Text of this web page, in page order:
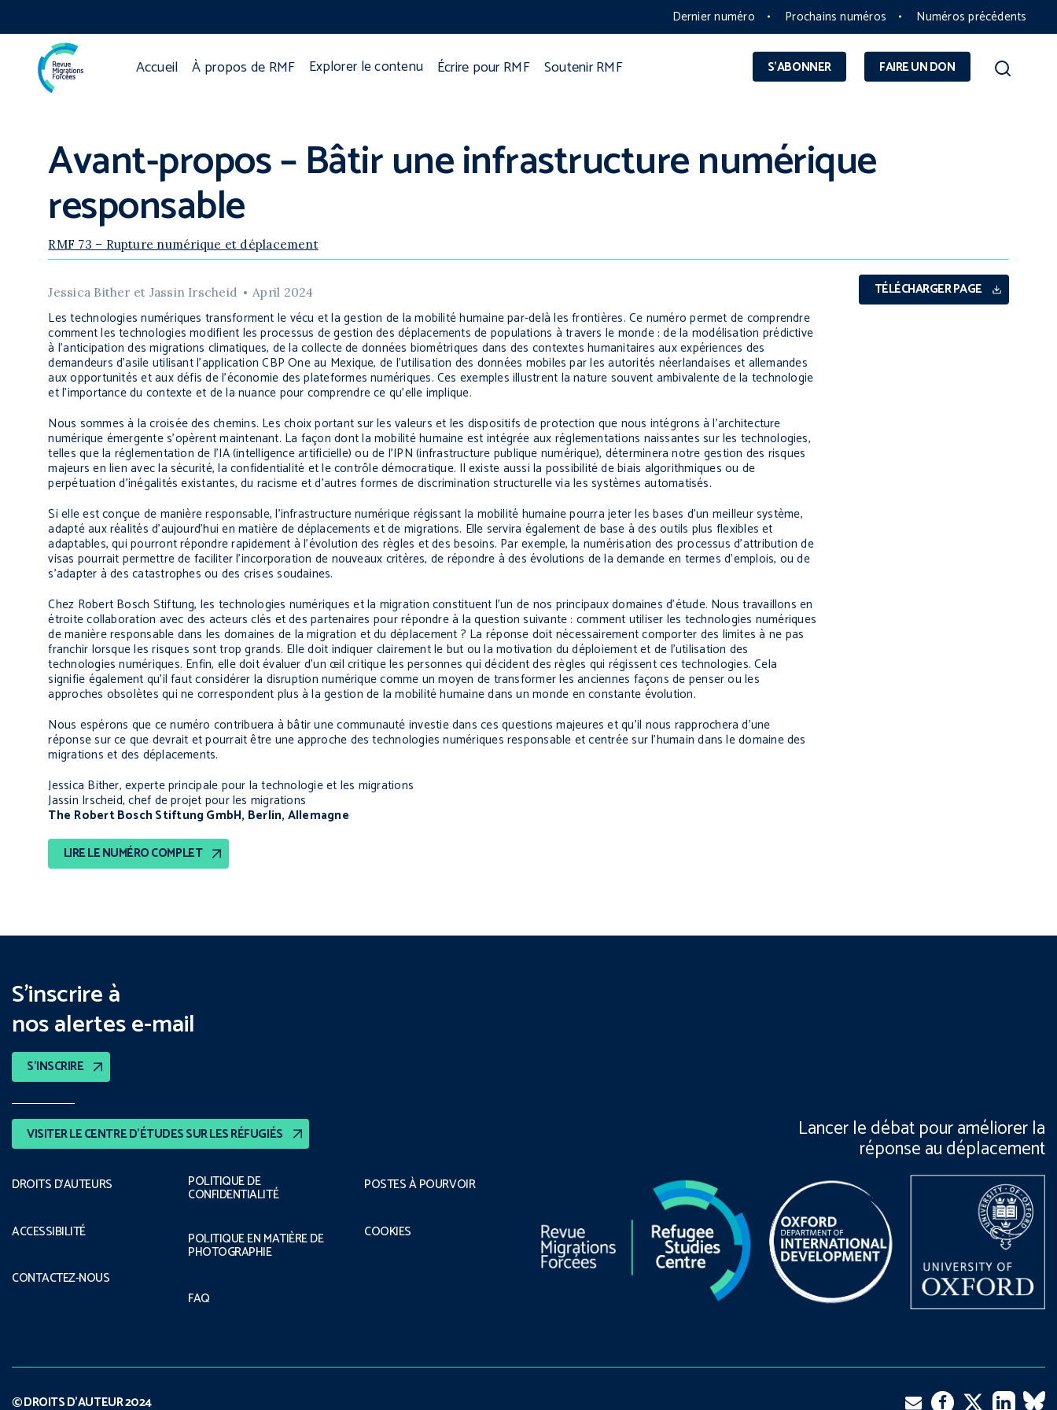
Dernier numéro Prochains numéros Numéros précédents
S'ABONNER FAIRE UN DON
Accueil À propos de RMF Explorer le contenu Écrire pour RMF Soutenir RMF
Avant-propos – Bâtir une infrastructure numérique
responsable
RMF 73 – Rupture numérique et déplacement
Jessica Bither et Jassin Irscheid April 2024
TÉLÉCHARGER PAGE
Les technologies numériques transforment le vécu et la gestion de la mobilité humaine par-delà les frontières. Ce numéro permet de comprendre
comment les technologies modifient les processus de gestion des déplacements de populations à travers le monde : de la modélisation prédictive
à l’anticipation des migrations climatiques, de la collecte de données biométriques dans des contextes humanitaires aux expériences des
demandeurs d’asile utilisant l’application CBP One au Mexique, de l’utilisation des données mobiles par les autorités néerlandaises et allemandes
aux opportunités et aux défis de l’économie des plateformes numériques. Ces exemples illustrent la nature souvent ambivalente de la technologie
et l’importance du contexte et de la nuance pour comprendre ce qu’elle implique.
Nous sommes à la croisée des chemins. Les choix portant sur les valeurs et les dispositifs de protection que nous intégrons à l’architecture
numérique émergente s’opèrent maintenant. La façon dont la mobilité humaine est intégrée aux réglementations naissantes sur les technologies,
telles que la réglementation de l’IA (intelligence artificielle) ou de l’IPN (infrastructure publique numérique), déterminera notre gestion des risques
majeurs en lien avec la sécurité, la confidentialité et le contrôle démocratique. Il existe aussi la possibilité de biais algorithmiques ou de
perpétuation d’inégalités existantes, du racisme et d’autres formes de discrimination structurelle via les systèmes automatisés.
Si elle est conçue de manière responsable, l’infrastructure numérique régissant la mobilité humaine pourra jeter les bases d’un meilleur système,
adapté aux réalités d’aujourd’hui en matière de déplacements et de migrations. Elle servira également de base à des outils plus flexibles et
adaptables, qui pourront répondre rapidement à l’évolution des règles et des besoins. Par exemple, la numérisation des processus d’attribution de
visas pourrait permettre de faciliter l’incorporation de nouveaux critères, de répondre à des évolutions de la demande en termes d’emplois, ou de
s’adapter à des catastrophes ou des crises soudaines.
Chez Robert Bosch Stiftung, les technologies numériques et la migration constituent l’un de nos principaux domaines d’étude. Nous travaillons en
étroite collaboration avec des acteurs clés et des partenaires pour répondre à la question suivante : comment utiliser les technologies numériques
de manière responsable dans les domaines de la migration et du déplacement ? La réponse doit nécessairement comporter des limites à ne pas
franchir lorsque les risques sont trop grands. Elle doit indiquer clairement le but ou la motivation du déploiement et de l’utilisation des
technologies numériques. Enfin, elle doit évaluer d’un œil critique les personnes qui décident des règles qui régissent ces technologies. Cela
signifie également qu’il faut considérer la disruption numérique comme un moyen de transformer les anciennes façons de penser ou les
approches obsolètes qui ne correspondent plus à la gestion de la mobilité humaine dans un monde en constante évolution.
Nous espérons que ce numéro contribuera à bâtir une communauté investie dans ces questions majeures et qu’il nous rapprochera d’une
réponse sur ce que devrait et pourrait être une approche des technologies numériques responsable et centrée sur l’humain dans le domaine des
migrations et des déplacements.
Jessica Bither, experte principale pour la technologie et les migrations
Jassin Irscheid, chef de projet pour les migrations
The Robert Bosch Stiftung GmbH, Berlin, Allemagne
LIRE LE NUMÉRO COMPLET
S’inscrire à
nos alertes e-mail
S’INSCRIRE
VISITER LE CENTRE D’ÉTUDES SUR LES RÉFUGIÉS Lancer le débat pour améliorer la
réponse au déplacement
DROITS D’AUTEURS
ACCESSIBILITÉ
CONTACTEZ-NOUS
POLITIQUE DE
CONFIDENTIALITÉ
POLITIQUE EN MATIÈRE DE
PHOTOGRAPHIE
FAQ
POSTES À POURVOIR
COOKIES
© DROITS D’AUTEUR 2024